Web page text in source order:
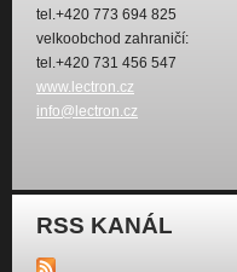
tel.+420 773 694 825
velkoobchod zahraničí:
tel.+420 731 456 547
www.lectron.cz
info@lectron.cz
RSS KANÁL